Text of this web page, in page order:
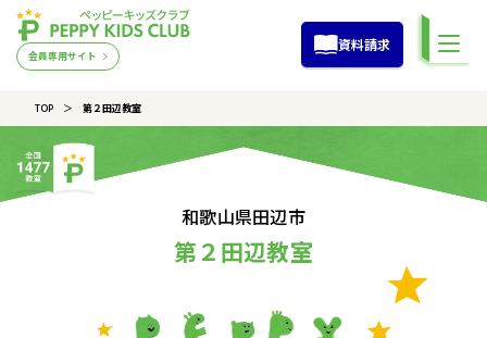
会員専用サイト
資料請求
TOP 第２田辺教室
和歌山県田辺市
第２田辺教室